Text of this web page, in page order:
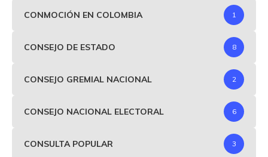
CONMOCIÓN EN COLOMBIA 1
CONSEJO DE ESTADO 8
CONSEJO GREMIAL NACIONAL 2
CONSEJO NACIONAL ELECTORAL 6
CONSULTA POPULAR 3